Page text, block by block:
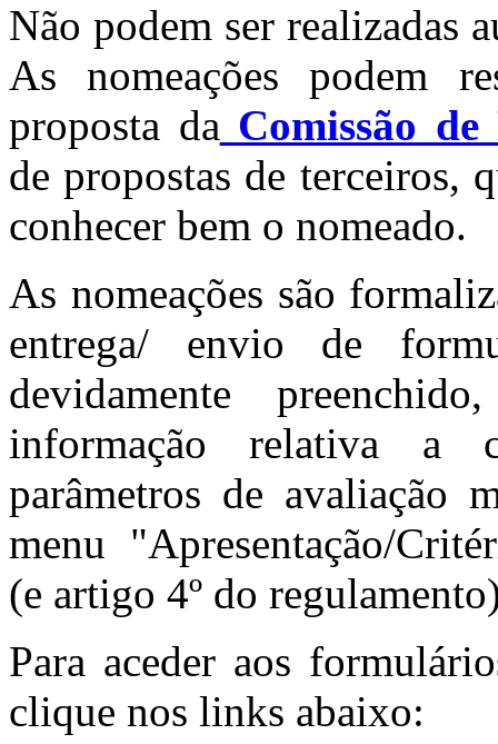
Não podem ser realizadas
As nomeações podem
proposta da Comissão de
de propostas de terceiros,
conhecer bem o nomeado.
As nomeações são
entrega/ envio de
devidamente
informação relativa a
parâmetros de avaliação
menu "Apresentação/
(e artigo 4º do
Para aceder aos
clique nos links abaixo: